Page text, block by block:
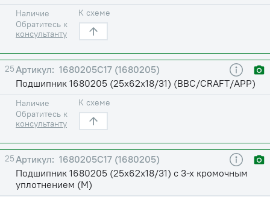
Наличие
Обратитесь к
консультанту
К схеме
25
1680205С17 (1680205)
Подшипник 1680205 (25х62х18/31) (BBC/CRAFT/APP)
Наличие
Обратитесь к
консультанту
К схеме
25
1680205С17 (1680205)
Подшипник 1680205 (25х62х18/31) с 3-х кромочным
уплотнением (М)